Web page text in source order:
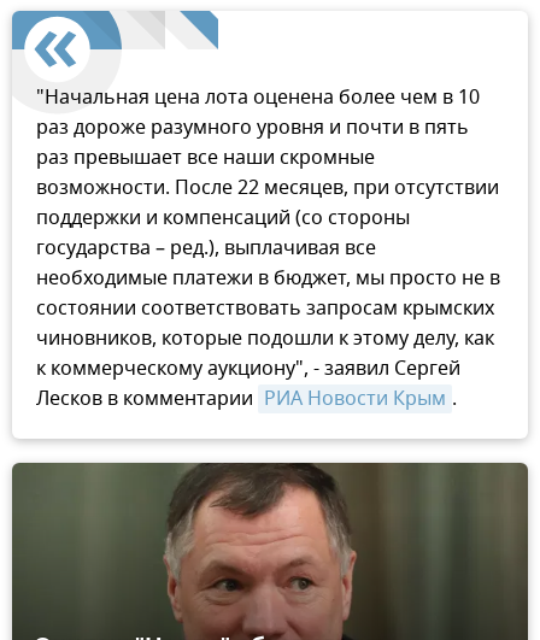
"Начальная цена лота оценена более чем в 10
раз дороже разумного уровня и почти в пять
раз превышает все наши скромные
возможности. После 22 месяцев, при отсутствии
поддержки и компенсаций (со стороны
государства – ред.), выплачивая все
необходимые платежи в бюджет, мы просто не в
состоянии соответствовать запросам крымских
чиновников, которые подошли к этому делу, как
к коммерческому аукциону", - заявил Сергей
Лесков в комментарии РИА Новости Крым .